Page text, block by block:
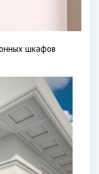
шкафов